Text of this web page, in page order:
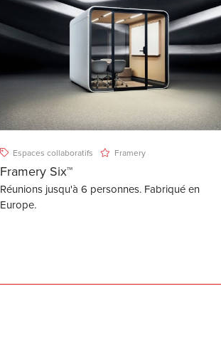
Espaces collaboratifs Framery
Framery Six™
Réunions jusqu'à 6 personnes. Fabriqué en
Europe.